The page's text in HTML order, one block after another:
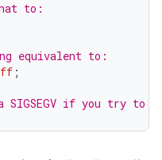
to:
equivalent to:
;
SIGSEGV if you try to